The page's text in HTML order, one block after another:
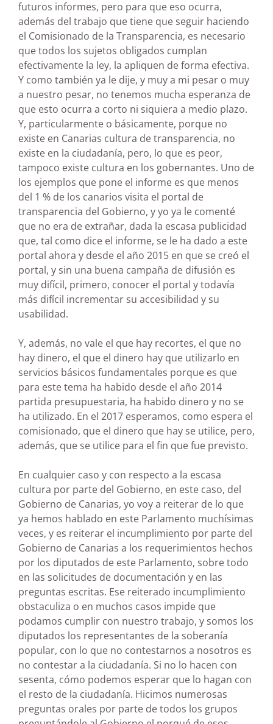
futuros informes, pero para que eso ocurra,
además del trabajo que tiene que seguir haciendo
el Comisionado de la Transparencia, es necesario
que todos los sujetos obligados cumplan
efectivamente la ley, la apliquen de forma efectiva.
Y como también ya le dije, y muy a mi pesar o muy
a nuestro pesar, no tenemos mucha esperanza de
que esto ocurra a corto ni siquiera a medio plazo.
Y, particularmente o básicamente, porque no
existe en Canarias cultura de transparencia, no
existe en la ciudadanía, pero, lo que es peor,
tampoco existe cultura en los gobernantes. Uno de
los ejemplos que pone el informe es que menos
del 1 % de los canarios visita el portal de
transparencia del Gobierno, y yo ya le comenté
que no era de extrañar, dada la escasa publicidad
que, tal como dice el informe, se le ha dado a este
portal ahora y desde el año 2015 en que se creó el
portal, y sin una buena campaña de difusión es
muy difícil, primero, conocer el portal y todavía
más difícil incrementar su accesibilidad y su
usabilidad.
Y, además, no vale el que hay recortes, el que no
hay dinero, el que el dinero hay que utilizarlo en
servicios básicos fundamentales porque es que
para este tema ha habido desde el año 2014
partida presupuestaria, ha habido dinero y no se
ha utilizado. En el 2017 esperamos, como espera el
comisionado, que el dinero que hay se utilice, pero,
además, que se utilice para el fin que fue previsto.
En cualquier caso y con respecto a la escasa
cultura por parte del Gobierno, en este caso, del
Gobierno de Canarias, yo voy a reiterar de lo que
ya hemos hablado en este Parlamento muchísimas
veces, y es reiterar el incumplimiento por parte del
Gobierno de Canarias a los requerimientos hechos
por los diputados de este Parlamento, sobre todo
en las solicitudes de documentación y en las
preguntas escritas. Ese reiterado incumplimiento
obstaculiza o en muchos casos impide que
podamos cumplir con nuestro trabajo, y somos los
diputados los representantes de la soberanía
popular, con lo que no contestarnos a nosotros es
no contestar a la ciudadanía. Si no lo hacen con
sesenta, cómo podemos esperar que lo hagan con
el resto de la ciudadanía. Hicimos numerosas
preguntas orales por parte de todos los grupos